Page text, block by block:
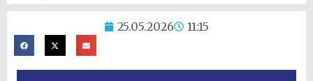
25.05.2026 11:15